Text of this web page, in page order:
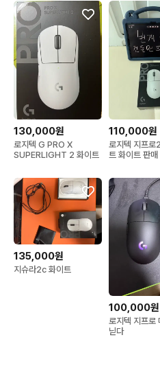
130,000원
로지텍 G PRO X
SUPERLIGHT 2 화이트
110,000원
로지텍 지프로
트 화이트 판매
135,000원
지슈라2c 화이트
100,000원
로지텍 지프로
닏다